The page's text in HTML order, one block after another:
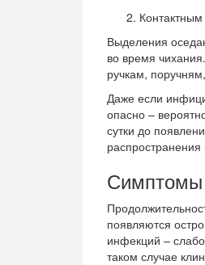
Выделения
во время
ручкам,
Даже если
опасно –
сутки до
Симптомы
появляются
инфекций –
таком случае